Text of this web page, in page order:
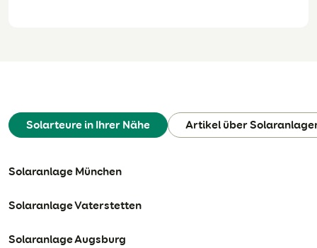
Solarteure in Ihrer Nähe Artikel über
Solaranlage München
Solaranlage Vaterstetten
Solaranlage Augsburg